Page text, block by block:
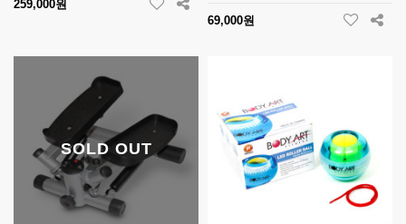
259,000원
69,000원
SOLD OUT